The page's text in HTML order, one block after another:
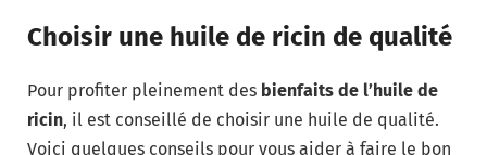
Choisir une huile de ricin de qualité
Pour profiter pleinement des bienfaits de l’huile de
ricin, il est conseillé de choisir une huile de qualité.
Voici quelques conseils pour vous aider à faire le bon